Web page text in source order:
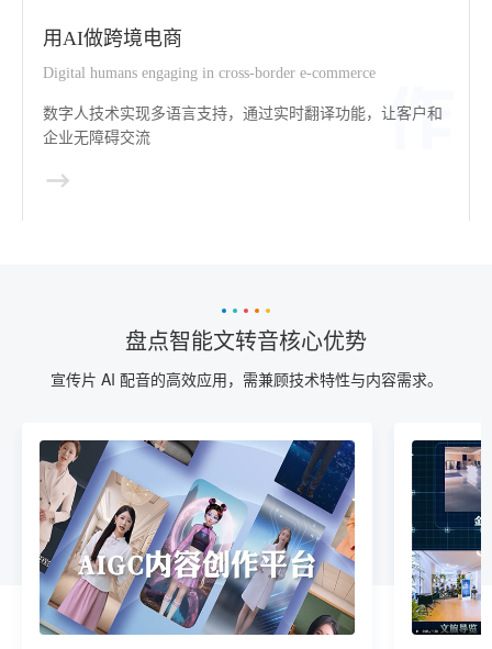
用AI做跨境电商
Digital humans engaging in cross-border e-commerce
数字人技术实现多语言支持，通过实时翻译功能，让客户和
企业无障碍交流
盘点智能文转音核心优势
宣传片 AI 配音的高效应用，需兼顾技术特性与内容需求。